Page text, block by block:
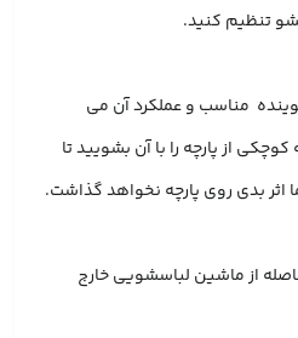
مناسب و عملکرد آن می
از پارچه را با آن بشویید تا
بدی روی پارچه نخواهد گذاشت.
از ماشین لباسشویی خارج